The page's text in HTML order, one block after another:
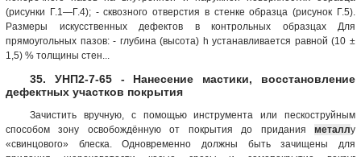
(рисунки Г.1—Г.4); - сквозного отверстия в стенке образца (рисунок Г.5).
Размеры искусственных дефектов в контрольных образцах Для
прямоугольных пазов: - глубина (высота) h устанавливается равной (10 ±
1,5) % толщины стен...
35. УНП2-7-65 - Нанесение мастики, восстановление
дефектных участков покрытия
Зачистить вручную, с помощью инструмента или пескоструйным
способом зону освобождённую от покрытия до придания металлу
«свинцового» блеска. Одновременно должны быть зачищены для